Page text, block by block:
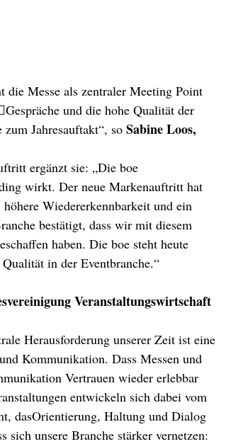
die Messe als zentraler Meeting Point
und die hohe Qualität der
Jahresauftakt“, so Sabine Loos,
ergänzt sie: „Die boe
wirkt. Der neue Markenauftritt hat
Wiedererkennbarkeit und ein
bestätigt, dass wir mit diesem
haben. Die boe steht heute
in der Eventbranche.“
Veranstaltungswirtschaft
Herausforderung unserer Zeit ist eine
Kommunikation. Dass Messen und
Vertrauen wieder erlebbar
entwickeln sich dabei vom
dasOrientierung, Haltung und Dialog
unsere Branche stärker vernetzen: